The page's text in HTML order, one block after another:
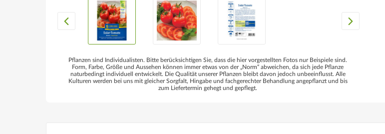
Pflanzen sind Individualisten. Bitte berücksichtigen Sie, dass die hier vorgestellten Fotos nur Beispiele sind.
Form, Farbe, Größe und Aussehen können immer etwas von der „Norm“ abweichen, da sich jede Pflanze
naturbedingt individuell entwickelt. Die Qualität unserer Pflanzen bleibt davon jedoch unbeeinflusst. Alle
Kulturen werden bei uns mit gleicher Sorgfalt, Hingabe und fachgerechter Behandlung angepflanzt und bis
zum Liefertermin gehegt und gepflegt.